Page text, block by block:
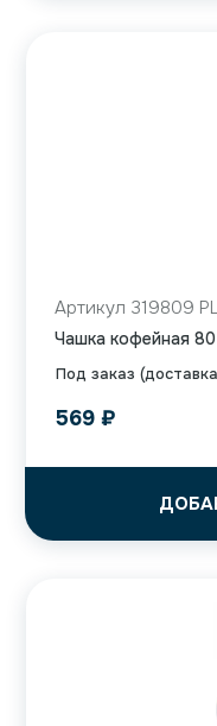
Под заказ
Артикул 319809
Чашка кофейная
569 ₽